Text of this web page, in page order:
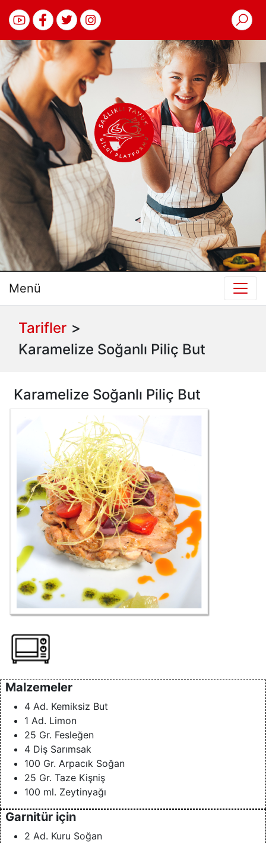
Menü
Tarifler >
Karamelize Soğanlı Piliç But
Karamelize Soğanlı Piliç But
Malzemeler
4 Ad. Kemiksiz But
1 Ad. Limon
25 Gr. Fesleğen
4 Diş Sarımsak
100 Gr. Arpacık Soğan
25 Gr. Taze Kişniş
100 ml. Zeytinyağı
Garnitür için
2 Ad. Kuru Soğan